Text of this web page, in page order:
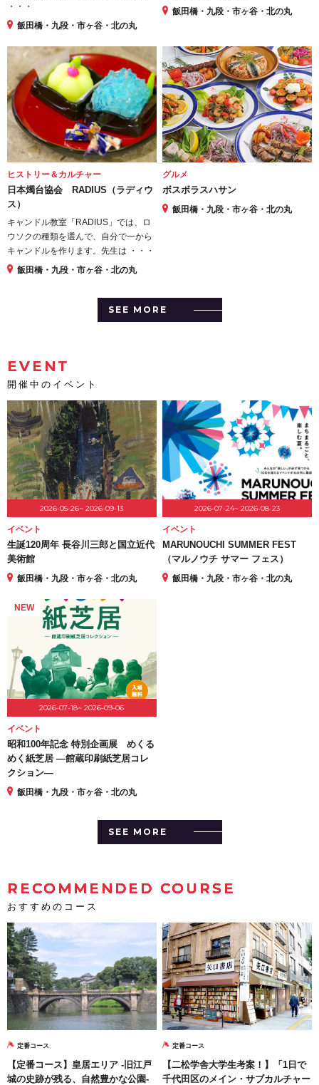
・・・
飯田橋・九段・市ヶ谷・北の丸
飯田橋・九段・市ヶ谷・北の丸
ヒストリー＆カルチャー
日本燭台協会 RADIUS（ラディウ
ス）
キャンドル教室「RADIUS」では、ロ
ウソクの種類を選んで、自分で一から
キャンドルを作ります。先生は ・・・
飯田橋・九段・市ヶ谷・北の丸
グルメ
ボスボラスハサン
飯田橋・九段・市ヶ谷・北の丸
SEE MORE
EVENT
開催中のイベント
2026-05-26~ 2026-09-13
イベント
生誕120周年 長谷川三郎と国立近代
美術館
飯田橋・九段・市ヶ谷・北の丸
2026-07-24~ 2026-08-23
イベント
MARUNOUCHI SUMMER FEST
（マルノウチ サマー フェス）
飯田橋・九段・市ヶ谷・北の丸
NEW
2026-07-18~ 2026-09-06
イベント
昭和100年記念 特別企画展 めくる
めく紙芝居 ―館蔵印刷紙芝居コレ
クション―
飯田橋・九段・市ヶ谷・北の丸
SEE MORE
RECOMMENDED COURSE
おすすめのコース
定番コース
【定番コース】皇居エリア -旧江戸
城の史跡が残る、自然豊かな公園-
定番コース
【二松学舎大学生考案！】「1日で
千代田区のメイン・サブカルチャー